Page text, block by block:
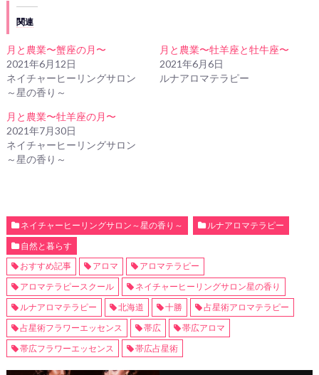
関連
月と農業〜蟹座の月〜
2021年6月12日
ネイチャーヒーリングサロン
～星の香り～
月と農業〜牡羊座と牡牛座〜
2021年6月6日
ルナアロマテラピー
月と農業〜牡羊座の月〜
2021年7月30日
ネイチャーヒーリングサロン
～星の香り～
ネイチャーヒーリングサロン～星の香り～
ルナアロマテラピー
自然と暮らす
おすすめ記事
アロマ
アロマテラピー
アロマテラピースクール
ネイチャーヒーリングサロン星の香り
ルナアロマテラピー
北海道 十勝
占星術アロマテラピー
占星術フラワーエッセンス
帯広
帯広アロマ
帯広フラワーエッセンス
帯広占星術